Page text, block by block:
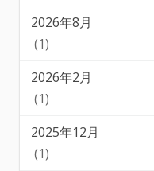
2026年8月
(1)
2026年2月
(1)
2025年12月
(1)